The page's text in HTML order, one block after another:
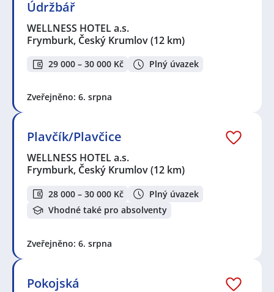
Údržbář
WELLNESS HOTEL a.s.
Frymburk, Český Krumlov(12 km)
29 000 – 30 000 Kč Plný úvazek
Zveřejněno: 6. srpna
Plavčík/Plavčice
WELLNESS HOTEL a.s.
Frymburk, Český Krumlov(12 km)
28 000 – 30 000 Kč
Plný úvazek
Vhodné také pro absolventy
Zveřejněno: 6. srpna
Pokojská